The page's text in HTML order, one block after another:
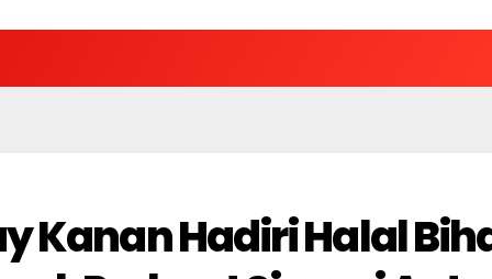
Kanan Hadiri Halal